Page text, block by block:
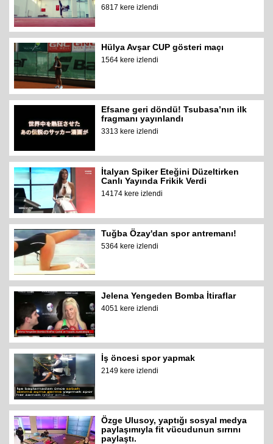
6817 kere izlendi
Hülya Avşar CUP gösteri maçı
1564 kere izlendi
Efsane geri döndü! Tsubasa’nın ilk
fragmanı yayınlandı
3313 kere izlendi
İtalyan Spiker Eteğini Düzeltirken
Canlı Yayında Frikik Verdi
14174 kere izlendi
Tuğba Özay'dan spor antremanı!
5364 kere izlendi
Jelena Yengeden Bomba İtiraflar
4051 kere izlendi
İş öncesi spor yapmak
2149 kere izlendi
Özge Ulusoy, yaptığı sosyal medya
paylaşımıyla fit vücudunun sırrını
paylaştı.